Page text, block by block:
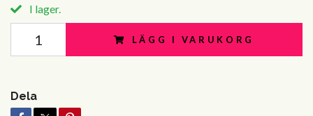
I lager.
LÄGG I VARUKORG
Dela